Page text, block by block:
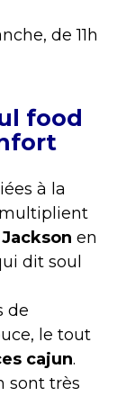
de 11h
food
à la
en
dit soul
de
le tout
cajun.
sont très